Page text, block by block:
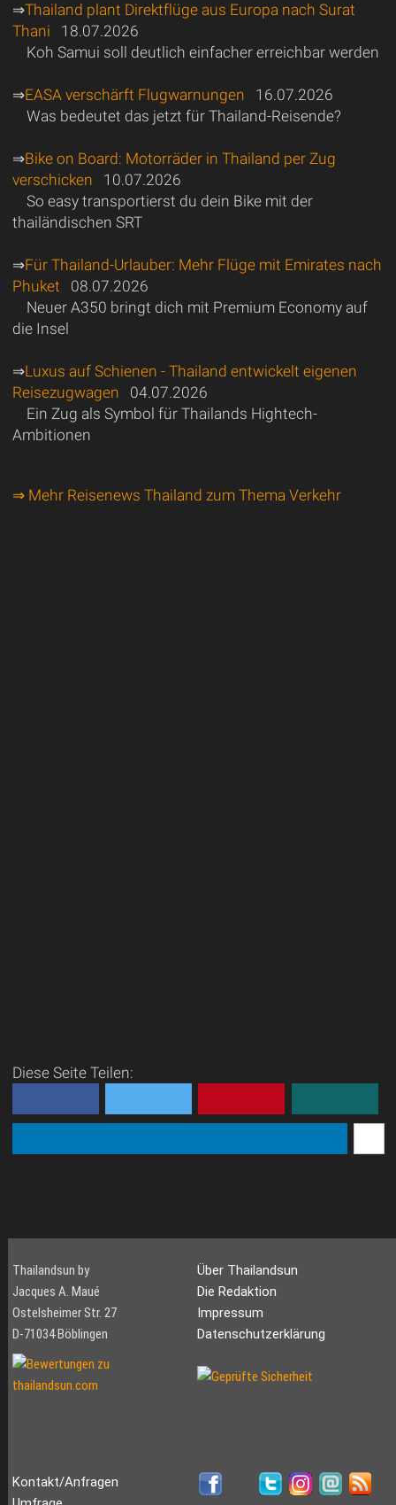
⇒Thailand plant Direktflüge aus Europa nach Surat
Thani 18.07.2026
Koh Samui soll deutlich einfacher erreichbar werden
⇒EASA verschärft Flugwarnungen 16.07.2026
Was bedeutet das jetzt für Thailand-Reisende?
⇒Bike on Board: Motorräder in Thailand per Zug
verschicken 10.07.2026
So easy transportierst du dein Bike mit der
thailändischen SRT
⇒Für Thailand-Urlauber: Mehr Flüge mit Emirates nach
Phuket 08.07.2026
Neuer A350 bringt dich mit Premium Economy auf
die Insel
⇒Luxus auf Schienen - Thailand entwickelt eigenen
Reisezugwagen 04.07.2026
Ein Zug als Symbol für Thailands Hightech-
Ambitionen
⇒ Mehr Reisenews Thailand zum Thema Verkehr
Diese Seite Teilen:
Thailandsun by
Jacques A. Maué
Ostelsheimer Str. 27
D-71034 Böblingen
Über Thailandsun
Die Redaktion
Impressum
Datenschutzerklärung
Kontakt/Anfragen